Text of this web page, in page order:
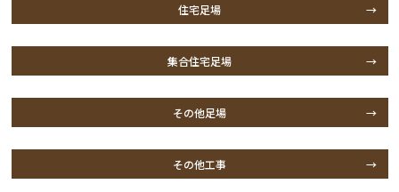
住宅足場
集合住宅足場
その他足場
その他工事